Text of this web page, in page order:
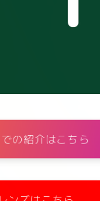
の紹介はこちら